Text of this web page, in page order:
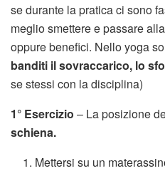
se durante la pratica ci sono
meglio smettere e passare
oppure benefici. Nello yoga
banditi il sovraccarico, lo
se stessi con la disciplina)
1° Esercizio – La posizione
schiena.
Mettersi su un